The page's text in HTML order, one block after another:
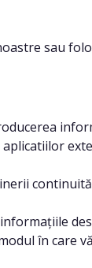
sau
în care